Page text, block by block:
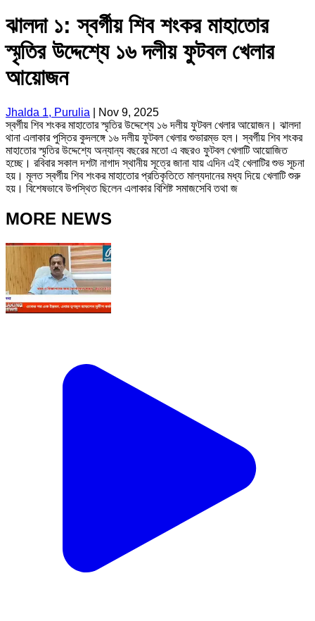
ঝালদা ১: স্বর্গীয় শিব শংকর মাহাতোর
স্মৃতির উদ্দেশ্যে ১৬ দলীয় ফুটবল খেলার
আয়োজন
Jhalda 1, Purulia
Nov 9, 2025
স্বর্গীয় শিব শংকর মাহাতোর স্মৃতির উদ্দেশ্যে ১৬ দলীয় ফুটবল খেলার আয়োজন। ঝালদা
থানা এলাকার পুস্তির কুদলঙ্গে ১৬ দলীয় ফুটবল খেলার শুভারম্ভ হল। স্বর্গীয় শিব শংকর
মাহাতোর স্মৃতির উদ্দেশ্যে অন্যান্য বছরের মতো এ বছরও ফুটবল খেলাটি আয়োজিত
হচ্ছে। রবিবার সকাল দশটা নাগাদ স্থানীয় সূত্রে জানা যায় এদিন এই খেলাটির শুভ সূচনা
হয়। মূলত স্বর্গীয় শিব শংকর মাহাতোর প্রতিকৃতিতে মাল্যদানের মধ্য দিয়ে খেলাটি শুরু
হয়। বিশেষভাবে উপস্থিত ছিলেন এলাকার বিশিষ্ট সমাজসেবি তথা জ
MORE NEWS